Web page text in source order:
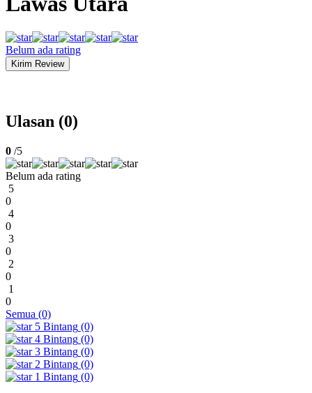
Belum ada rating
Ulasan (0)
0 /5
Belum ada rating
5
0
4
0
3
0
2
0
1
0
Semua (0)
5 Bintang (0)
4 Bintang (0)
3 Bintang (0)
2 Bintang (0)
1 Bintang (0)